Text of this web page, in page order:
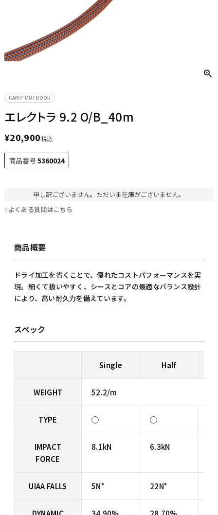
CAMP-OUTDOOR
エレクトラ 9.2 O/B_40m
¥20,900税込
商品番号5360024
申し訳ございません。ただいま在庫がございません。
よくある質問はこちら
商品概要
ドライ加工を省くことで、優れたコストパフォーマンスを実
現。細くて扱いやすく、シースとコアの最適なバランス設計
により、高い耐久力を備えています。
スペック
Single Half
WEIGHT 52.2/m
TYPE ◯ ◯
IMPACT
FORCE
8.1kN 6.3kN
UIAA FALLS 5N° 22N°